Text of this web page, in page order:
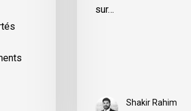
sur…
Shakir Rahim